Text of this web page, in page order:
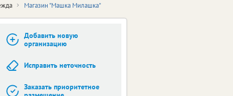
Магазин "Машка Милашка"
Добавить новую
организацию
Исправить неточность
Заказать приоритетное